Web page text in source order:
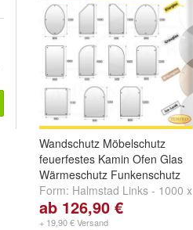
Wandschutz Möbelschutz
feuerfestes Kamin Ofen Glas
Wärmeschutz Funkenschutz
Form: Halmstad Links - 1000 x
500 mm,Halmstad Rechts -
1000 x 500 mm
ab 126,90 €
+ 19,90 € Versand